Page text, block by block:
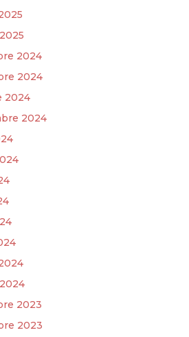
2024
2024
2024
2024
2023
2023